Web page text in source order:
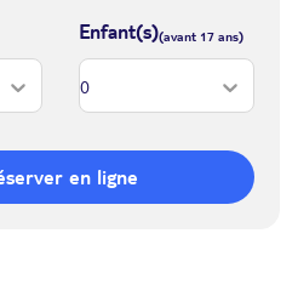
Enfant(s)
en ligne